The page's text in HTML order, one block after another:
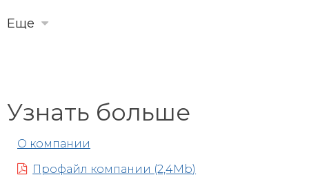
Еще
Узнать больше
О компании
Профайл компании (2,4Mb)